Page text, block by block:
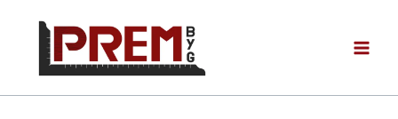
indholdet